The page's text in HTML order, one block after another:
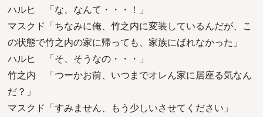
ハルヒ 「な、なんて・・・！」
マスクド「ちなみに俺、竹之内に変装しているんだが、こ
の状態で竹之内の家に帰っても、家族にばれなかった」
ハルヒ 「そ、そうなの・・・」
竹之内 「つーかお前、いつまでオレん家に居座る気なん
だ？」
マスクド「すみません、もう少しいさせてください」